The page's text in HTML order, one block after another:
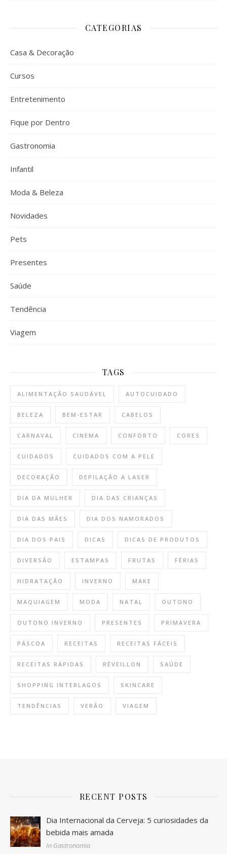
CATEGORIAS
Casa & Decoração
Cursos
Entretenimento
Fique por Dentro
Gastronomia
Infantil
Moda & Beleza
Novidades
Pets
Presentes
Saúde
Tendência
Viagem
TAGS
ALIMENTAÇÃO SAUDÁVEL AUTOCUIDADO
BELEZA BEM-ESTAR CABELOS
CARNAVAL CINEMA CONFORTO CORES
CUIDADOS CUIDADOS COM A PELE
DECORAÇÃO DEPILAÇÃO A LASER
DIA DA MULHER DIA DAS CRIANÇAS
DIA DAS MÃES DIA DOS NAMORADOS
DIA DOS PAIS DICAS DICAS DE PRODUTOS
DIVERSÃO ESTAMPAS FRUTAS FÉRIAS
HIDRATAÇÃO INVERNO MAKE
MAQUIAGEM MODA NATAL OUTONO
OUTONO INVERNO PRESENTES PRIMAVERA
PÁSCOA RECEITAS RECEITAS FÁCEIS
RECEITAS RÁPIDAS RÉVEILLON SAÚDE
SHOPPING INTERLAGOS SKINCARE
TENDÊNCIAS VERÃO VIAGEM
RECENT POSTS
Dia Internacional da Cerveja: 5 curiosidades da
bebida mais amada
In Gastronomia